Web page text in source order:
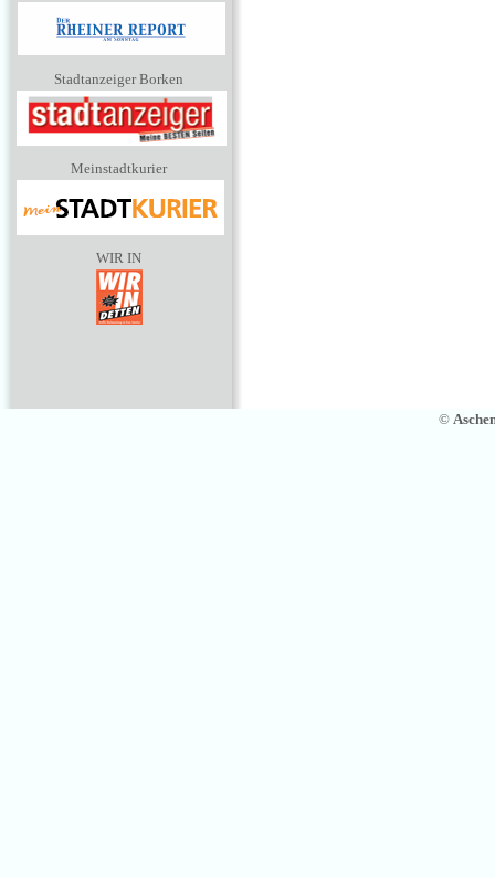
Stadtanzeiger Borken
Meinstadtkurier
WIR IN
©